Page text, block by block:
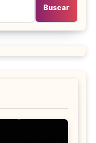
Buscar